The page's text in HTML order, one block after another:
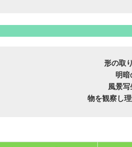
形の取
明暗
風景写
物を観察し